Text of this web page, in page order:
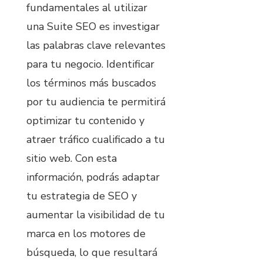
fundamentales al utilizar
una Suite SEO es investigar
las palabras clave relevantes
para tu negocio. Identificar
los términos más buscados
por tu audiencia te permitirá
optimizar tu contenido y
atraer tráfico cualificado a tu
sitio web. Con esta
información, podrás adaptar
tu estrategia de SEO y
aumentar la visibilidad de tu
marca en los motores de
búsqueda, lo que resultará